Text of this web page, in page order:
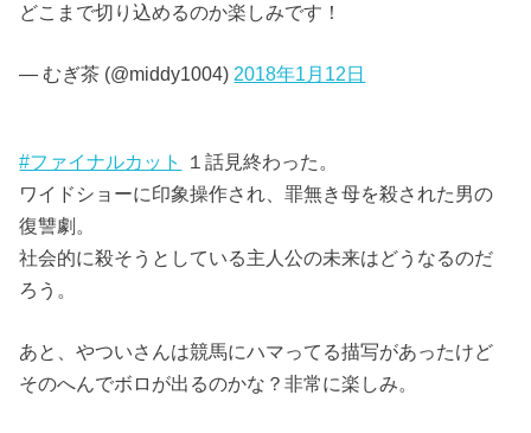
どこまで切り込めるのか楽しみです！
— むぎ茶 (@middy1004) 2018年1月12日
#ファイナルカット
１話見終わった。
ワイドショーに印象操作され、罪無き母を殺された男の
復讐劇。
社会的に殺そうとしている主人公の未来はどうなるのだ
ろう。
あと、やついさんは競馬にハマってる描写があったけど
そのへんでボロが出るのかな？非常に楽しみ。